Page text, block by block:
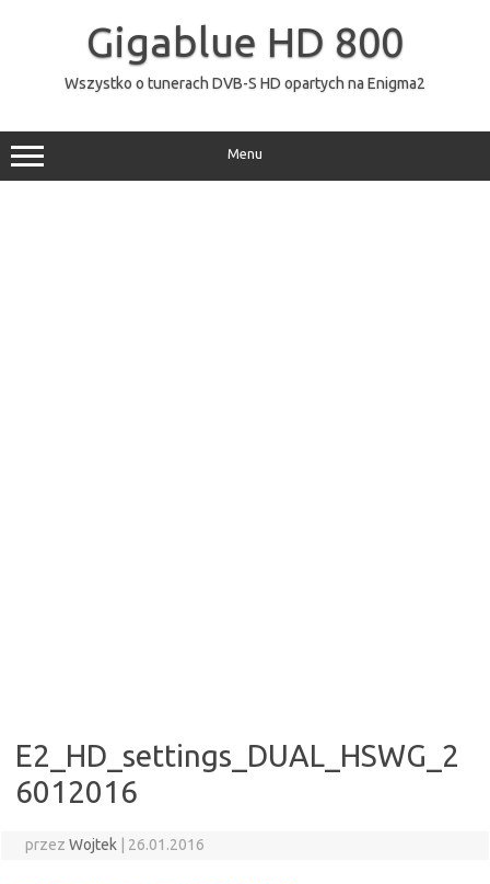
Gigablue HD 800
Wszystko o tunerach DVB-S HD opartych na Enigma2
Menu
E2_HD_settings_DUAL_HSWG_2
6012016
przez Wojtek 26.01.2016